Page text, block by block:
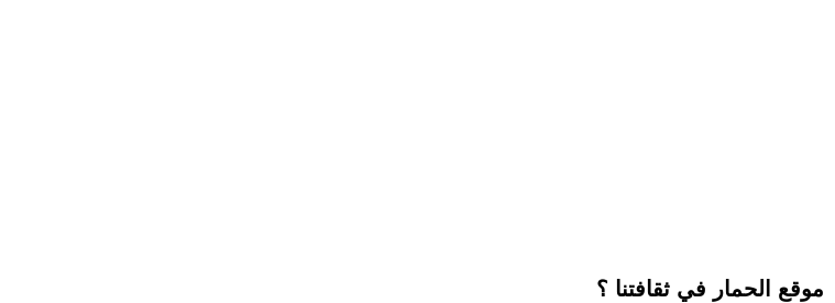
موقع الحمار في ثقافتنا ؟